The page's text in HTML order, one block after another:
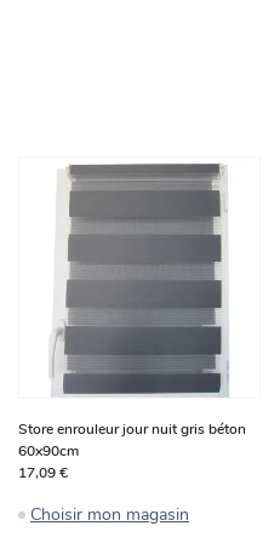
Store enrouleur jour nuit gris béton
60x90cm
17,09 €
Choisir mon magasin